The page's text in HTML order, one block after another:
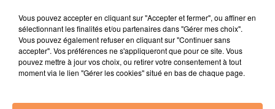
TITRES DIFFUSÉS
23h13
23h13 23h11
23h11 23h07
23h07
Vous pouvez accepter en cliquant sur "Accepter et fermer", ou affiner en
sélectionnant les finalités et/ou partenaires dans "Gérer mes choix".
Vous pouvez également refuser en cliquant sur "Continuer sans
accepter". Vos préférences ne s'appliqueront que pour ce site. Vous
pouvez mettre à jour vos choix, ou retirer votre consentement à tout
moment via le lien "Gérer les cookies" situé en bas de chaque page.